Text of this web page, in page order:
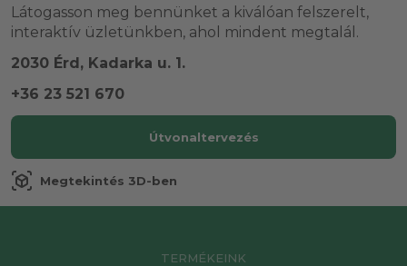
Látogasson meg bennünket a kiválóan felszerelt,
interaktív üzletünkben, ahol mindent megtalál.
2030 Érd, Kadarka u. 1.
+36 23 521 670
Útvonaltervezés
view_in_ar Megtekintés 3D-ben
TERMÉKEINK